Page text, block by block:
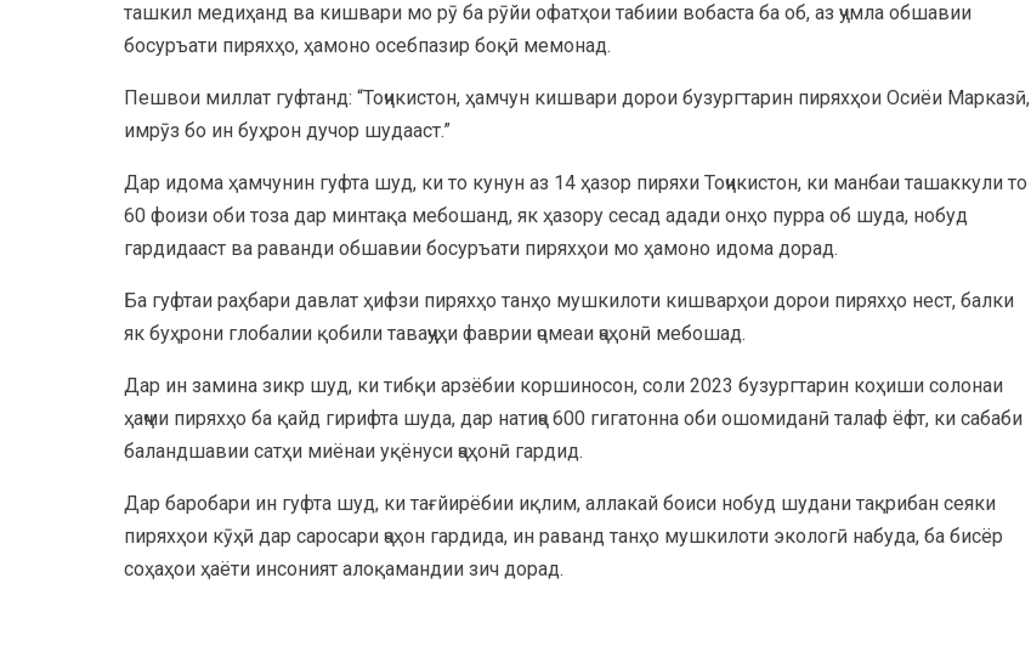
ташкил медиҳанд ва кишвари мо рӯ ба рӯйи офатҳои табиии вобаста ба об, аз ҷумла обшавии
босуръати пиряхҳо, ҳамоно осебпазир боқӣ мемонад.
Пешвои миллат гуфтанд: “Тоҷикистон, ҳамчун кишвари дорои бузургтарин пиряхҳои Осиёи Марказӣ,
имрӯз бо ин буҳрон дучор шудааст.”
Дар идома ҳамчунин гуфта шуд, ки то кунун аз 14 ҳазор пиряхи Тоҷикистон, ки манбаи ташаккули то
60 фоизи оби тоза дар минтақа мебошанд, як ҳазору сесад адади онҳо пурра об шуда, нобуд
гардидааст ва раванди обшавии босуръати пиряхҳои мо ҳамоно идома дорад.
Ба гуфтаи раҳбари давлат ҳифзи пиряхҳо танҳо мушкилоти кишварҳои дорои пиряхҳо нест, балки
як буҳрони глобалии қобили таваҷҷуҳи фаврии ҷомеаи ҷаҳонӣ мебошад.
Дар ин замина зикр шуд, ки тибқи арзёбии коршиносон, соли 2023 бузургтарин коҳиши солонаи
ҳаҷми пиряхҳо ба қайд гирифта шуда, дар натиҷа 600 гигатонна оби ошомиданӣ талаф ёфт, ки сабаби
баландшавии сатҳи миёнаи уқёнуси ҷаҳонӣ гардид.
Дар баробари ин гуфта шуд, ки тағйирёбии иқлим, аллакай боиси нобуд шудани тақрибан сеяки
пиряхҳои кӯҳӣ дар саросари ҷаҳон гардида, ин раванд танҳо мушкилоти экологӣ набуда, ба бисёр
соҳаҳои ҳаёти инсоният алоқамандии зич дорад.